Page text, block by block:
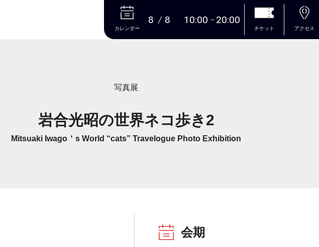
本文へ
カレンダー
8 8 10:00 20:00
チケット アクセス
写真展
岩合光昭の世界ネコ歩き2
Mitsuaki Iwago＇s World “cats” Travelogue Photo Exhibition
会期